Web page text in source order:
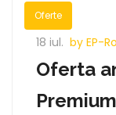
Oferte
18 iul. by EP-
Oferta